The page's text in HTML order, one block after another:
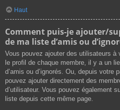
Haut
Comment puis-je ajouter/
de ma liste d’amis ou
Vous pouvez ajouter des utilisateurs
le profil de chaque membre, il y a un
d’amis ou d’ignorés. Ou, depuis votre
pouvez ajouter directement des
d’utilisateur. Vous pouvez également
liste depuis cette même page.